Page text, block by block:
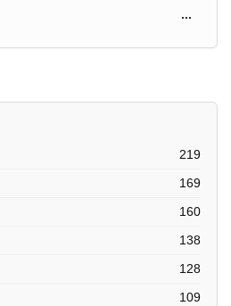
...
219
169
160
138
128
109